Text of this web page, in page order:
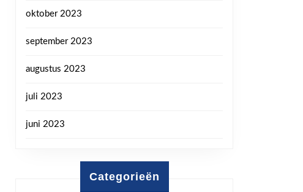
oktober 2023
september 2023
augustus 2023
juli 2023
juni 2023
Categorieën